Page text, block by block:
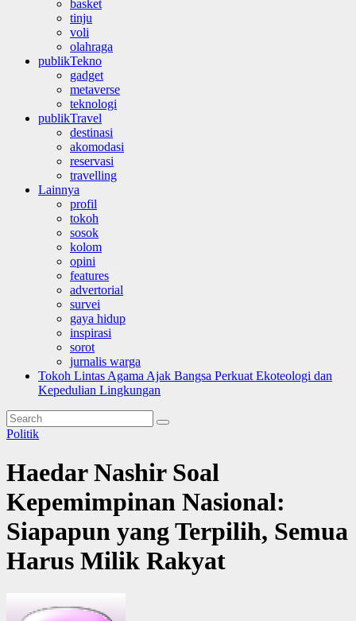
basket
tinju
voli
olahraga
publikTekno
gadget
metaverse
teknologi
publikTravel
destinasi
akomodasi
reservasi
travelling
Lainnya
profil
tokoh
sosok
kolom
opini
features
advertorial
survei
gaya hidup
inspirasi
sorot
jurnalis warga
Tokoh Lintas Agama Ajak Bangsa Perkuat Ekoteologi dan
Kepedulian Lingkungan
Politik
Haedar Nashir Soal
Kepemimpinan Nasional:
Siapapun yang Terpilih, Semua
Harus Milik Rakyat